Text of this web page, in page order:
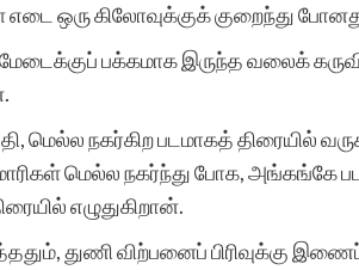
எடை ஒரு கிலோவுக்குக் குறைந்து
பக்கமாக இருந்த வலைக்
மெல்ல நகர்கிற படமாகத் திரையில்
மெல்ல நகர்ந்து போக, அங்கங்கே
எழுதுகிறான்.
துணி விற்பனைப் பிரிவுக்கு